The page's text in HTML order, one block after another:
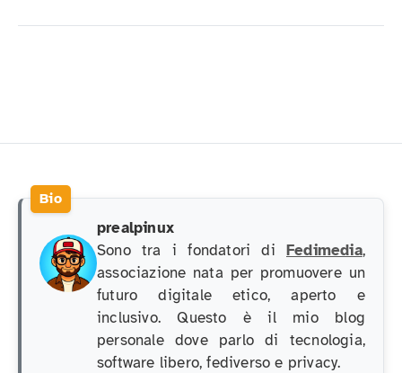
prealpinux
Sono tra i fondatori di Fedimedia,
associazione nata per promuovere un
futuro digitale etico, aperto e
inclusivo. Questo è il mio blog
personale dove parlo di tecnologia,
software libero, fediverso e privacy.